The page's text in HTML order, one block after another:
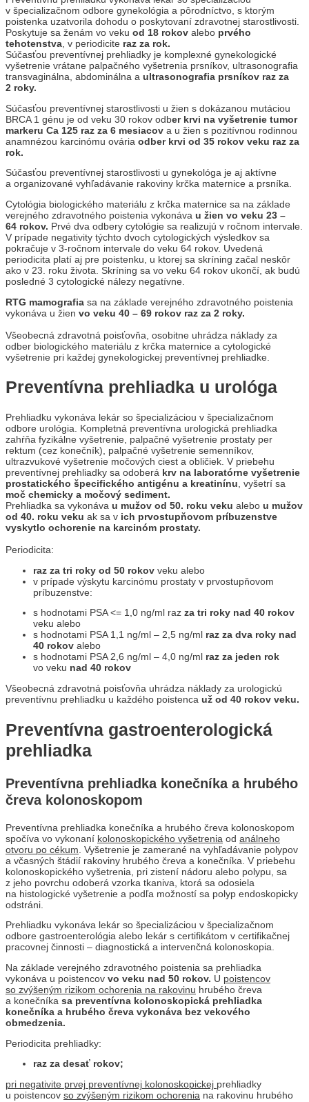
v špecializačnom odbore gynekológia a pôrodníctvo, s ktorým
poistenka uzatvorila dohodu o poskytovaní zdravotnej starostlivosti.
Poskytuje sa ženám vo veku od 18 rokov alebo prvého
tehotenstva , v periodicite raz za rok.
Súčasťou preventívnej prehliadky je komplexné gynekologické
vyšetrenie vrátane palpačného vyšetrenia prsníkov, ultrasonografia
transvaginálna, abdominálna a ultrasonografia prsníkov raz za
2 roky.
Súčasťou preventívnej starostlivosti u žien s dokázanou mutáciou
BRCA 1 génu je od veku 30 rokov odber krvi na vyšetrenie tumor
markeru Ca 125 raz za 6 mesiacov a u žien s pozitívnou rodinnou
anamnézou karcinómu ovária odber krvi od 35 rokov veku raz za
rok.
Súčasťou preventívnej starostlivosti u gynekológa je aj aktívne
a organizované vyhľadávanie rakoviny krčka maternice a prsníka.
Cytológia biologického materiálu z krčka maternice sa na základe
verejného zdravotného poistenia vykonáva u žien vo veku 23 –
64 rokov. Prvé dva odbery cytológie sa realizujú v ročnom intervale.
V prípade negativity týchto dvoch cytologických výsledkov sa
pokračuje v 3-ročnom intervale do veku 64 rokov. Uvedená
periodicita platí aj pre poistenku, u ktorej sa skríning začal neskôr
ako v 23. roku života. Skríning sa vo veku 64 rokov ukončí, ak budú
posledné 3 cytologické nálezy negatívne.
RTG mamografia sa na základe verejného zdravotného poistenia
vykonáva u žien vo veku 40 – 69 rokov raz za 2 roky.
Všeobecná zdravotná poisťovňa, osobitne uhrádza náklady za
odber biologického materiálu z krčka maternice a cytologické
vyšetrenie pri každej gynekologickej preventívnej prehliadke.
Preventívna prehliadka u urológa
Prehliadku vykonáva lekár so špecializáciou v špecializačnom
odbore urológia. Kompletná preventívna urologická prehliadka
zahŕňa fyzikálne vyšetrenie, palpačné vyšetrenie prostaty per
rektum (cez konečník), palpačné vyšetrenie semenníkov,
ultrazvukové vyšetrenie močových ciest a obličiek. V priebehu
preventívnej prehliadky sa odoberá krv na laboratórne vyšetrenie
prostatického špecifického antigénu a kreatinínu, vyšetrí sa
moč chemicky a močový sediment.
Prehliadka sa vykonáva u mužov od 50. roku veku alebo u mužov
od 40. roku veku ak sa v ich prvostupňovom príbuzenstve
vyskytlo ochorenie na karcinóm prostaty.
Periodicita:
raz za tri roky od 50 rokov veku alebo
v prípade výskytu karcinómu prostaty v prvostupňovom
príbuzenstve:
s hodnotami PSA <= 1,0 ng/ml raz za tri roky nad 40 rokov
veku alebo
s hodnotami PSA 1,1 ng/ml – 2,5 ng/ml raz za dva roky nad
40 rokov alebo
s hodnotami PSA 2,6 ng/ml – 4,0 ng/ml raz za jeden rok
vo veku nad 40 rokov
Všeobecná zdravotná poisťovňa uhrádza náklady za urologickú
preventívnu prehliadku u každého poistenca už od 40 rokov veku.
Preventívna gastroenterologická
prehliadka
Preventívna prehliadka konečníka a hrubého
čreva kolonoskopom
Preventívna prehliadka konečníka a hrubého čreva kolonoskopom
spočíva vo vykonaní kolonoskopického vyšetrenia od análneho
otvoru po cékum . Vyšetrenie je zamerané na vyhľadávanie polypov
a včasných štádií rakoviny hrubého čreva a konečníka. V priebehu
kolonoskopického vyšetrenia, pri zistení nádoru alebo polypu, sa
z jeho povrchu odoberá vzorka tkaniva, ktorá sa odosiela
na histologické vyšetrenie a podľa možností sa polyp endoskopicky
odstráni.
Prehliadku vykonáva lekár so špecializáciou v špecializačnom
odbore gastroenterológia alebo lekár s certifikátom v certifikačnej
pracovnej činnosti – diagnostická a intervenčná kolonoskopia.
Na základe verejného zdravotného poistenia sa prehliadka
vykonáva u poistencov vo veku nad 50 rokov. U poistencov
so zvýšeným rizikom ochorenia na rakovinu hrubého čreva
a konečníka sa preventívna kolonoskopická prehliadka
konečníka a hrubého čreva vykonáva bez vekového
obmedzenia.
Periodicita prehliadky:
raz za desať rokov;
pri negativite prvej preventívnej kolonoskopickej prehliadky
u poistencov so zvýšeným rizikom ochorenia na rakovinu hrubého